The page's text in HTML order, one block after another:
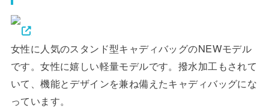
女性に人気のスタンド型キャディバッグのNEWモデル
です。女性に嬉しい軽量モデルです。撥水加工もされて
いて、機能とデザインを兼ね備えたキャディバッグにな
っています。